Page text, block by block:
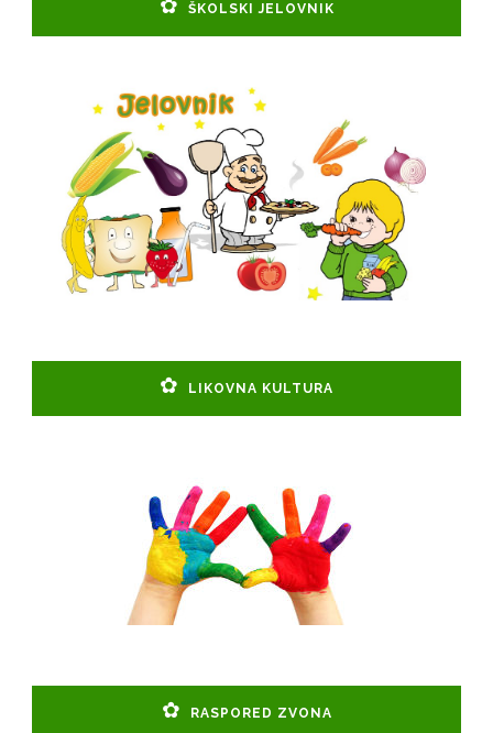
ŠKOLSKI JELOVNIK
LIKOVNA KULTURA
RASPORED ZVONA